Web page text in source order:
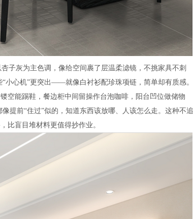
子灰为主色调，像给空间裹了层温柔滤镜，不挑家具不刺
小心机”更突出——就像白衬衫配珍珠项链，简单却有质感。
空能踢鞋，餐边柜中间留操作台泡咖啡，阳台凹位做储物
提前“住过”似的，知道东西该放哪、人该怎么走。这种不追
比盲目堆材料更值得抄作业。